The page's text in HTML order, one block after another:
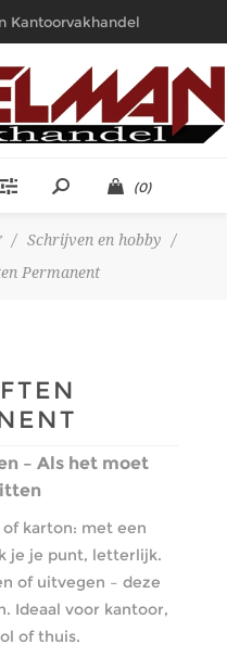
Kantoorvakhandel
(0)
/ Schrijven en hobby
/
Permanent
– Als het moet
karton: met een
je je punt, letterlijk.
of uitvegen – deze
Ideaal voor kantoor,
of thuis.